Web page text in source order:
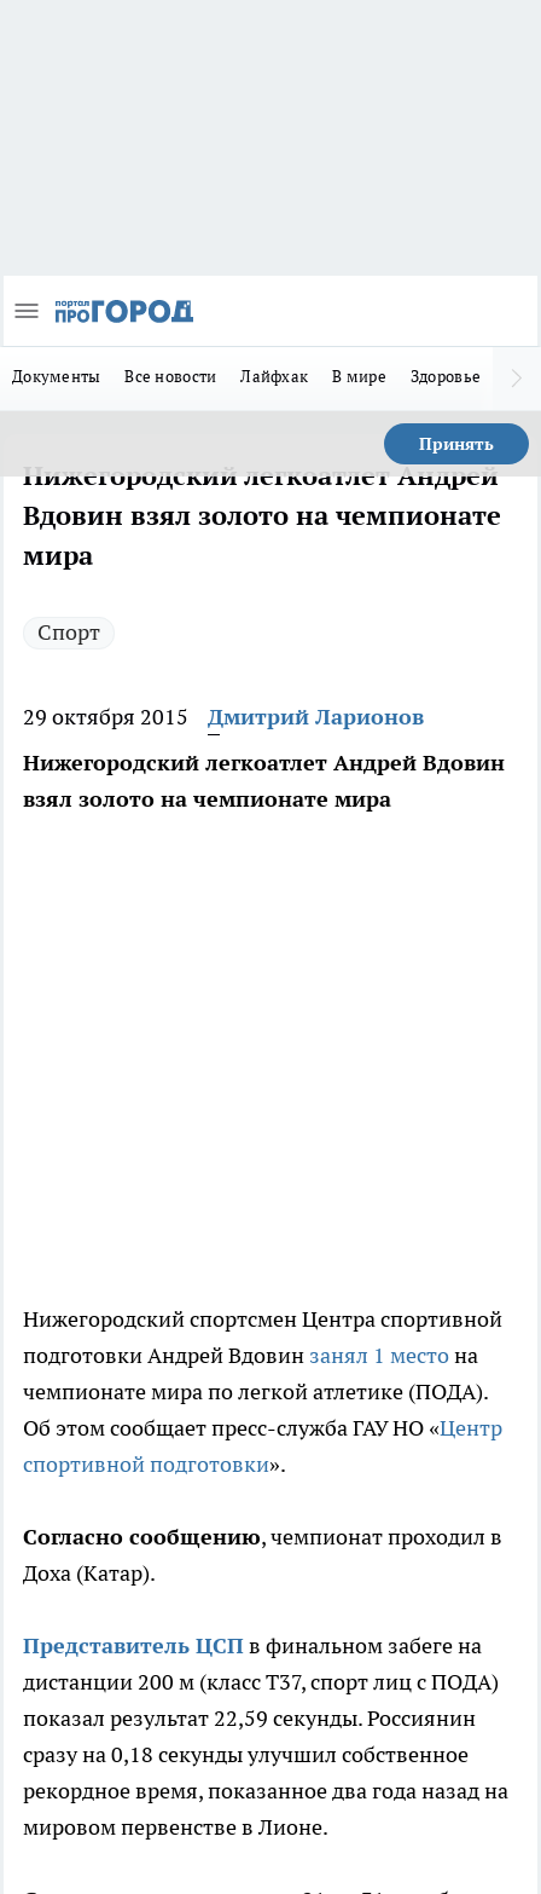
Документы Все новости Лайфхак В мире Здоровье
Принять
Нижегородский легкоатлет Андрей
Вдовин взял золото на чемпионате
мира
Спорт
29 октября 2015
Дмитрий Ларионов
Нижегородский легкоатлет Андрей Вдовин
взял золото на чемпионате мира
Нижегородский спортсмен Центра спортивной
подготовки Андрей Вдовин занял 1 местона
чемпионате мира по легкой атлетике (ПОДА).
Об этом сообщает пресс-служба ГАУ НО «Центр
спортивной подготовки».
Согласно сообщению, чемпионат проходил в
Доха (Катар).
Представитель ЦСПв финальном забеге на
дистанции 200 м (класс Т37, спорт лиц с ПОДА)
показал результат 22,59 секунды. Россиянин
сразу на 0,18 секунды улучшил собственное
рекордное время, показанное два года назад на
мировом первенстве в Лионе.